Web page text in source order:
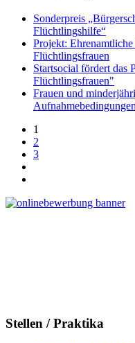
Sonderpreis
Flüchtlingshilfe“
Projekt:
Flüchtlingsfrauen
Startsocial fördert das
Flüchtlingsfrauen"
Frauen und
Aufnahmebedingungen
1
2
3
Stellen / Praktika